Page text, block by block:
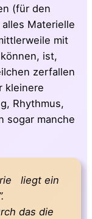
(für den
Materielle
mit
ist,
zerfallen
kleinere
Rhythmus,
sogar manche
liegt ein
das die